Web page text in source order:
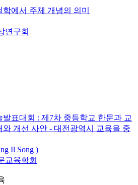
에서 주체 개념의 의미
연구회
발표대회 : 제7차 중등학교 한문과 교
개선 사안 - 대전광역시 교육을 중
Il Song )
교육학회